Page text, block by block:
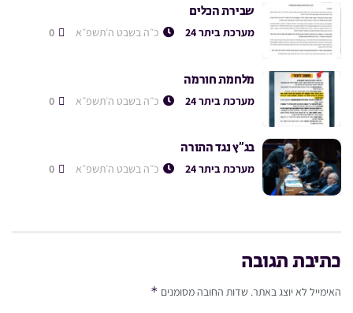
שבירת הכלים
מערכת ביתר 24 כ״ה בשבט ה׳תשפ״א
מלחמת חורמה
מערכת ביתר 24 כ״ה בשבט ה׳תשפ״א
בג”ץ נגד התורה
מערכת ביתר 24 כ״ה בשבט ה׳תשפ״א
כתיבת תגובה
האימייל לא יוצג באתר. שדות החובה מסומנים *